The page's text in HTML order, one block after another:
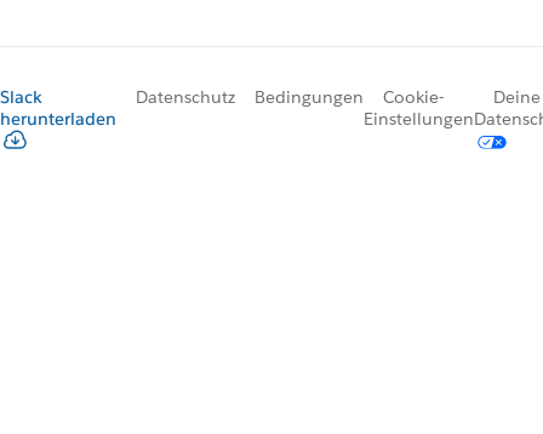
Slack
herunterladen
Datenschutz Bedingungen
Cookie-
Einstellungen
Deine